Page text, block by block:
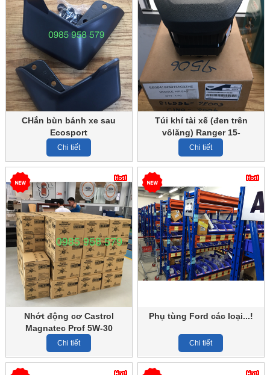
CHắn bùn bánh xe sau
Ecosport
Chi tiết
Túi khí tài xế (đen trên
vôlăng) Ranger 15-
Chi tiết
Nhớt động cơ Castrol
Magnatec Prof 5W-30
Chi tiết
Phụ tùng Ford các loại...!
Chi tiết